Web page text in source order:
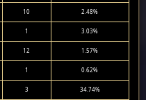
10 2.48%
1 3.03%
12 1.57%
1 0.62%
3 34.74%